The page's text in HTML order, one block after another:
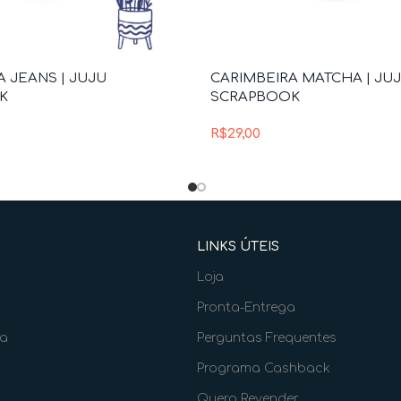
JEANS | JUJU
CARIMBEIRA MATCHA |
SCRAPBOOK
R$29,00
LINKS ÚTEIS
Loja
Pronta-Entrega
Perguntas Frequentes
Programa Cashback
Quero Revender